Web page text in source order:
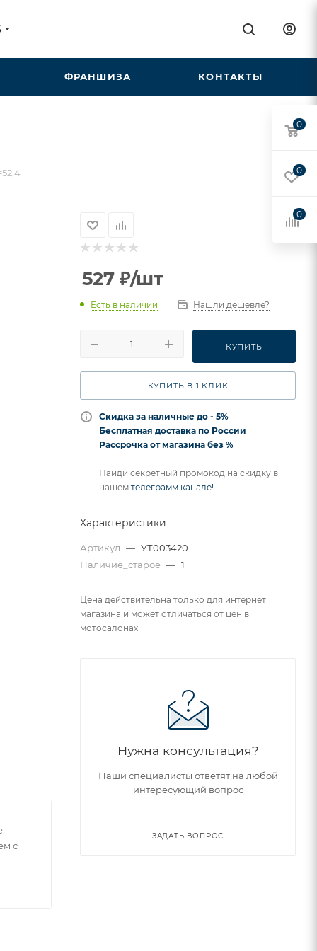
ФРАНШИЗА КОНТАКТЫ
с
527 ₽/шт
Есть в наличии Нашли дешевле?
КУПИТЬ
КУПИТЬ В 1 КЛИК
Скидка за наличные до - 5%
Бесплатная доставка по России
Рассрочка от магазина без %
Найди секретный промокод на скидку в
нашем телеграмм канале!
Характеристики
Артикул — УТ003420
Наличие_старое — 1
Цена действительна только для интернет
магазина и может отличаться от цен в
мотосалонах
Нужна консультация?
Наши специалисты ответят на любой
интересующий вопрос
ЗАДАТЬ ВОПРОС
0
0
0